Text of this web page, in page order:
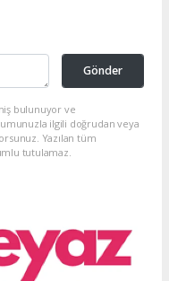
Gönder
bulunuyor ve
ilgili doğrudan veya
Yazılan tüm
tutulamaz.